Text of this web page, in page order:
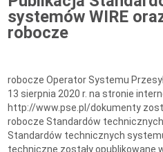
systemów WIRE
robocze
robocze Operator Systemu
13 sierpnia 2020 r. na stronie
http://www.pse.pl/dokumenty
robocze Standardów
Standardów technicznych
techniczne zostały opublikowane